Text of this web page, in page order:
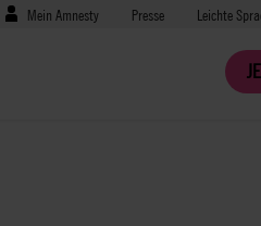
Benutzermenü
Mein Amnesty Presse
Presse Leichte